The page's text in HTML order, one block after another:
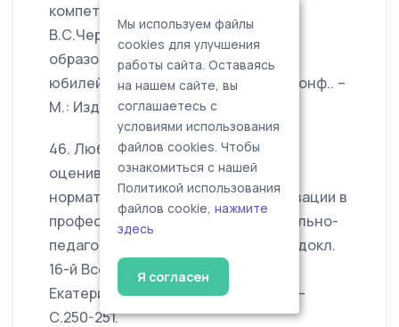
компетенций / О.В.Любимова,
В.С.Черепанов // «Педагогическое
образование: вызовы XXI века»,
юбилейная междун. науч. - практ. конф.. –
М.: Изд-во МПГУ, 2010. (авт. 1/2)
46. Любимова, О.В. О методике
оценивания сформированности
нормативных компетенций // Инновации в
профессиональном и профессионально-
педагогическом образовании: тез. докл.
16-й Всерос. науч. – практ. конф. –
Екатеринбург: Изд-во РГППУ, 2010. –
С.250-251.
Мы используем файлы
cookies для улучшения
работы сайта. Оставаясь
на нашем сайте, вы
соглашаетесь с
условиями использования
файлов cookies. Чтобы
ознакомиться с нашей
Политикой использования
файлов cookie, нажмите
здесь
Я согласен